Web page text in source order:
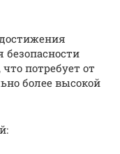
потребует от
более высокой